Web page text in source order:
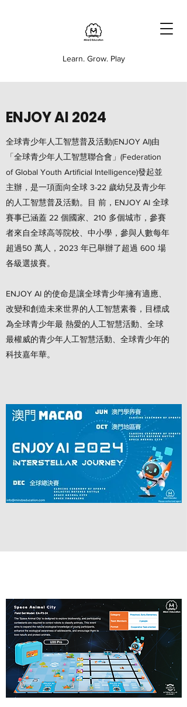
Learn. Grow. Play
ENJOY AI 2024
全球青少年人工智慧普及活動(ENJOY AI)由
「全球青少年人工智慧聯合會」(Federation
of Global Youth Artificial Intelligence)發起並
主辦，是一項面向全球 3-22 歲幼兒及青少年
的人工智慧普及活動。目 前，ENJOY AI 全球
賽事已涵蓋 22 個國家、210 多個城市，參賽
者來自全球高等院校、中小學，參與人數每年
超過50 萬人，2023 年已舉辦了超過 600 場
各級選拔賽。
ENJOY AI 的使命是讓全球青少年擁有適應、
改變和創造未來世界的人工智慧素養，目標成
為全球青少年最 熱愛的人工智慧活動、全球
最權威的青少年人工智慧活動、全球青少年的
科技嘉年華。